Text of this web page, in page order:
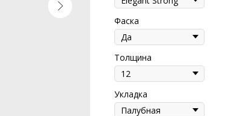
Фаска
Толщина
Укладка